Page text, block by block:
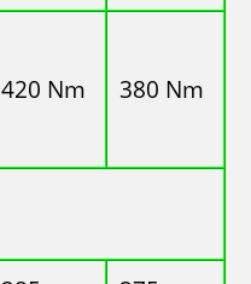
420 Nm 380 Nm